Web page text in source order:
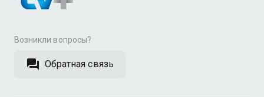
Возникли вопросы?
Обратная связь